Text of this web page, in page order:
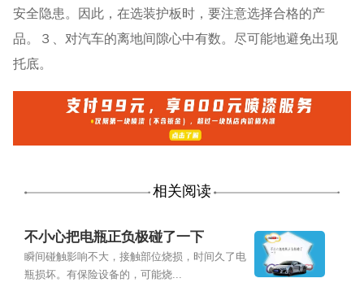
安全隐患。因此，在选装护板时，要注意选择合格的产
品。３、对汽车的离地间隙心中有数。尽可能地避免出现
托底。
相关阅读
不小心把电瓶正负极碰了一下
瞬间碰触影响不大，接触部位烧损，时间久了电
瓶损坏。有保险设备的，可能烧...